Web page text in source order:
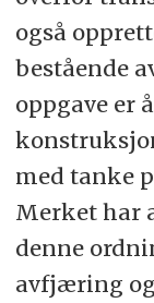
også
bestående
oppgave er
med tanke
Merket har
denne
avfjæring